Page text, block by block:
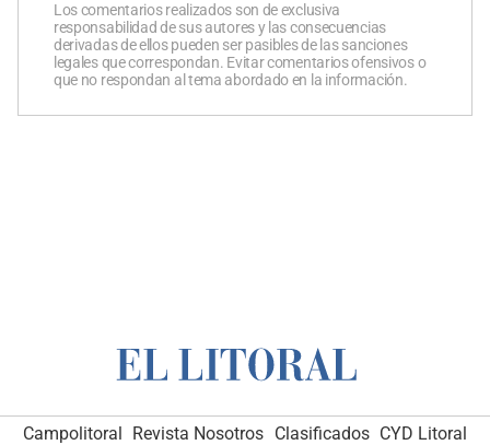
Los comentarios realizados son de exclusiva
responsabilidad de sus autores y las consecuencias
derivadas de ellos pueden ser pasibles de las sanciones
legales que correspondan. Evitar comentarios ofensivos o
que no respondan al tema abordado en la información.
Campolitoral Revista Nosotros Clasificados CYD Litoral